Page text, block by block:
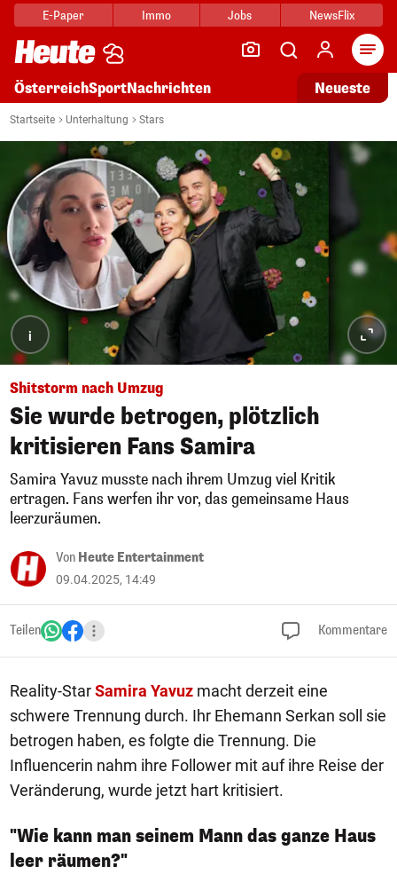
E-Paper Immo Jobs NewsFlix
ÖsterreichSportNachrichten Neueste
Startseite Unterhaltung Stars
i
Shitstorm nach Umzug
Sie wurde betrogen, plötzlich
kritisieren Fans Samira
Samira Yavuz musste nach ihrem Umzug viel Kritik
ertragen. Fans werfen ihr vor, das gemeinsame Haus
leerzuräumen.
Von Heute Entertainment
09.04.2025, 14:49
Teilen Kommentare
Reality-StarSamira Yavuz macht derzeit eine
schwere Trennung durch. Ihr Ehemann Serkan soll sie
betrogen haben, es folgte die Trennung. Die
Influencerin nahm ihre Follower mit auf ihre Reise der
Veränderung, wurde jetzt hart kritisiert.
"Wie kann man seinem Mann das ganze Haus
leer räumen?"